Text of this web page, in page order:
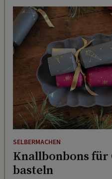
SELBERMACHEN
Knallbonbons für
basteln